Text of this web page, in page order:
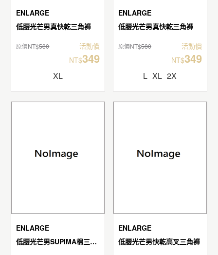
ENLARGE
低腰光芒男真快乾三角褲
原價NT$580
活動價
NT$349
XL
ENLARGE
低腰光芒男真快乾三角褲
原價NT$580
活動價
NT$349
L XL 2X
ENLARGE
低腰光芒男SUPIMA棉三角褲
ENLARGE
低腰光芒男快乾高叉三角褲